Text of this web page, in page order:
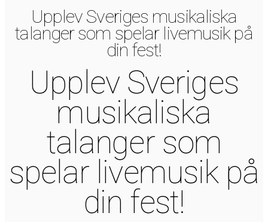
Upplev Sveriges musikaliska
talanger som spelar livemusik på
din fest!
Upplev Sveriges
musikaliska
talanger som
spelar livemusik på
din fest!